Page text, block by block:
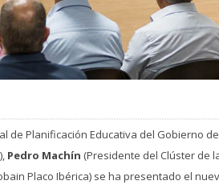
de Planificación Educativa del Gobierno
Pedro Machín (Presidente del Clúster de
Placo Ibérica) se ha presentado el